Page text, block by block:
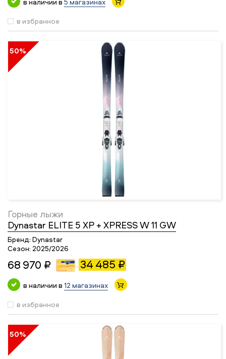
в избранное
50%
Горные лыжи
Dynastar ELITE 5 XP + XPRESS W 11 GW
Бренд: Dynastar
Сезон: 2025/2026
68 970 ₽ 34 485 ₽
в наличии в 12 магазинах
в избранное
50%